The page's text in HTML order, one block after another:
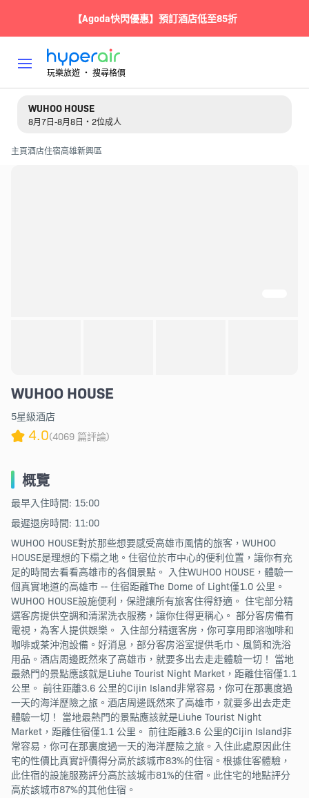
【Agoda快閃優惠】預訂酒店低至85折
玩樂旅遊 ‧ 搜尋格價
WUHOO HOUSE
8月7日-8月8日・2位成人
主頁酒店住宿高雄新興區
WUHOO HOUSE
5星級酒店
4.0(4069 篇評論)
概覽
最早入住時間: 15:00
最遲退房時間: 11:00
WUHOO HOUSE對於那些想要感受高雄市風情的旅客，WUHOO
HOUSE是理想的下榻之地。住宿位於市中心的便利位置，讓你有充
足的時間去看看高雄市的各個景點。 入住WUHOO HOUSE，體驗一
個真實地道的高雄市 -- 住宿距離The Dome of Light僅1.0 公里。
WUHOO HOUSE設施便利，保證讓所有旅客住得舒適。 住宅部分精
選客房提供空調和清潔洗衣服務，讓你住得更稱心。 部分客房備有
電視，為客人提供娛樂。 入住部分精選客房，你可享用即溶咖啡和
咖啡或茶沖泡設備。好消息，部分客房浴室提供毛巾、風筒和洗浴
用品。酒店周邊既然來了高雄市，就要多出去走走體驗一切！ 當地
最熱門的景點應該就是Liuhe Tourist Night Market，距離住宿僅1.1
公里。 前往距離3.6 公里的Cijin Island非常容易，你可在那裏度過
一天的海洋歷險之旅。酒店周邊既然來了高雄市，就要多出去走走
體驗一切！ 當地最熱門的景點應該就是Liuhe Tourist Night
Market，距離住宿僅1.1 公里。 前往距離3.6 公里的Cijin Island非
常容易，你可在那裏度過一天的海洋歷險之旅。入住此處原因此住
宅的性價比真實評價得分高於該城市83%的住宿。根據住客體驗，
此住宿的設施服務評分高於該城市81%的住宿。此住宅的地點評分
高於該城市87%的其他住宿。